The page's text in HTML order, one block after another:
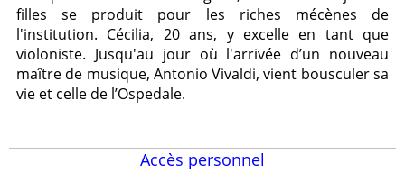
filles se produit pour les riches mécènes de
l'institution. Cécilia, 20 ans, y excelle en tant que
violoniste. Jusqu'au jour où l'arrivée d’un nouveau
maître de musique, Antonio Vivaldi, vient bousculer sa
vie et celle de l’Ospedale.
Accès personnel